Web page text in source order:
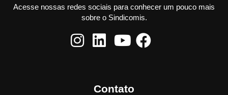
Acesse nossas redes sociais para conhecer um pouco mais
sobre o Sindicomis.
Contato